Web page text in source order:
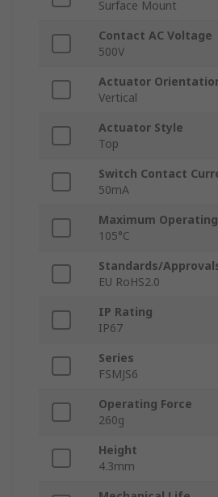
Surface Mount
Contact AC Voltage
500V
Actuator
Vertical
Actuator Style
Top
Switch Contact
50mA
Maximum
105°C
Standards/
EU RoHS2.0
IP Rating
IP67
Series
FSMJS6
Operating Force
260g
Height
4.3mm